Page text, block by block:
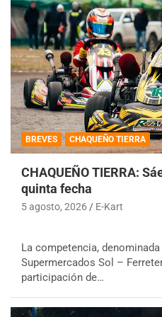
BREVES CHAQUEÑO TIERRA
CHAQUEÑO TIERRA:
quinta fecha
5 agosto, 2026 E-Kart
La competencia, denominada
Supermercados Sol –
participación de…